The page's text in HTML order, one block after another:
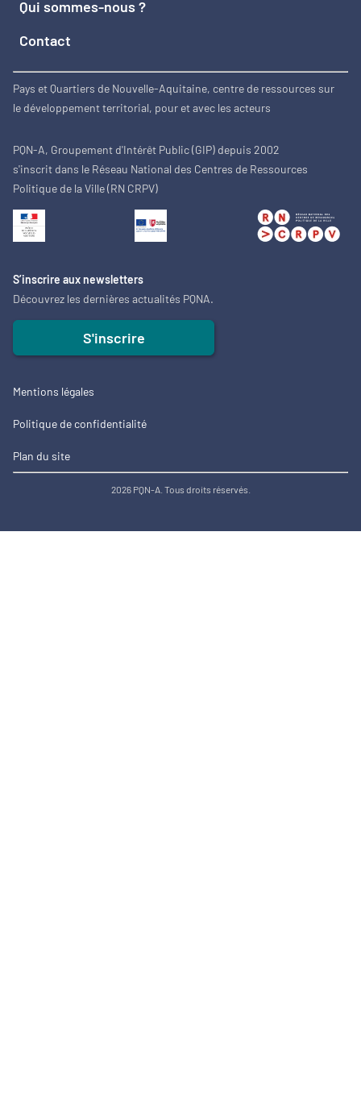
Qui sommes-nous ?
Contact
Pays et Quartiers de Nouvelle-Aquitaine, centre de ressources sur
le développement territorial, pour et avec les acteurs
PQN-A, Groupement d'Intérêt Public (GIP) depuis 2002
s'inscrit dans le Réseau National des Centres de Ressources
Politique de la Ville (RN CRPV)
S’inscrire aux newsletters
Découvrez les dernières actualités PQNA.
S'inscrire
Mentions légales
Politique de confidentialité
Plan du site
2026 PQN-A. Tous droits réservés.